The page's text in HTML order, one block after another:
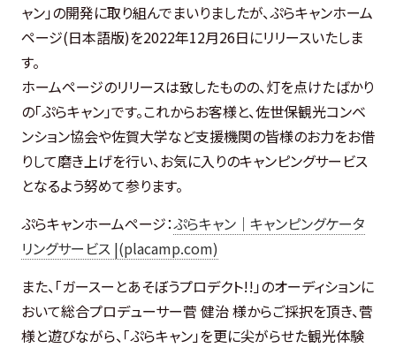
ャン」の開発に取り組んでまいりましたが、ぷらキャンホーム
ページ(日本語版)を2022年12月26日にリリースいたしま
す。
ホームページのリリースは致したものの、灯を点けたばかり
の「ぷらキャン」です。これからお客様と、佐世保観光コンベ
ンション協会や佐賀大学など支援機関の皆様のお力をお借
りして磨き上げを行い、お気に入りのキャンピングサービス
となるよう努めて参ります。
ぷらキャンホームページ：ぷらキャン｜キャンピングケータ
リングサービス |(placamp.com)
また、「ガースーとあそぼうプロデクト!!」のオーディションに
おいて総合プロデューサー菅 健治 様からご採択を頂き、菅
様と遊びながら、「ぷらキャン」を更に尖がらせた観光体験